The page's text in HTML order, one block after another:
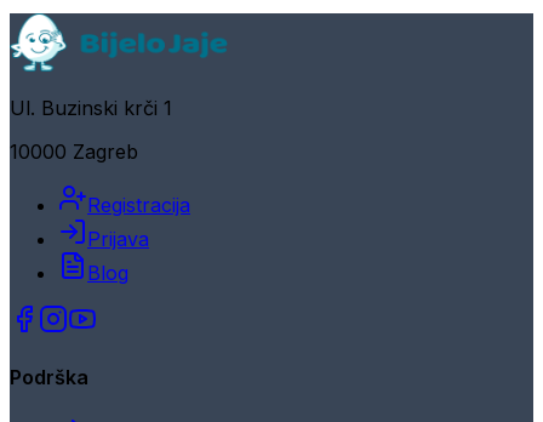
Ul. Buzinski krči 1
10000 Zagreb
Registracija
Prijava
Blog
Podrška